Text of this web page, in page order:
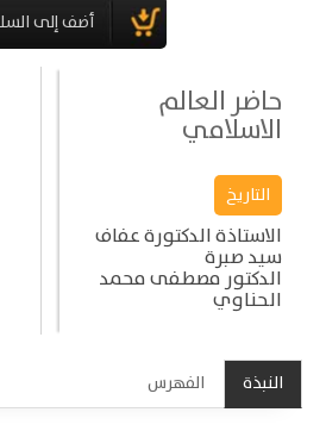
حاضر العالم
الاسلامي
التاريخ
الاستاذة الدكتورة عفاف
سيد صبرة
الدكتور مصطفى محمد
الحناوي
النبذة الفهرس